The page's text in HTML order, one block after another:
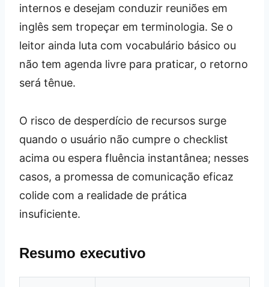
internos e desejam conduzir reuniões em
inglês sem tropeçar em terminologia. Se o
leitor ainda luta com vocabulário básico ou
não tem agenda livre para praticar, o retorno
será tênue.
O risco de desperdício de recursos surge
quando o usuário não cumpre o checklist
acima ou espera fluência instantânea; nesses
casos, a promessa de comunicação eficaz
colide com a realidade de prática
insuficiente.
Resumo executivo